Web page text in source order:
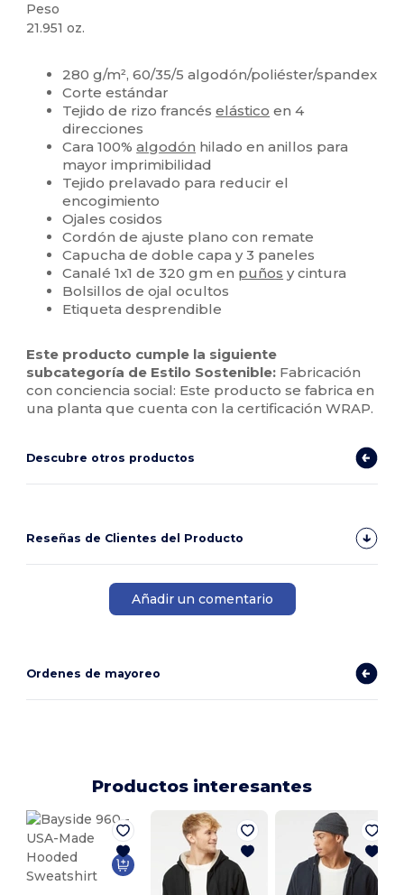
Peso
21.951 oz.
280 g/m², 60/35/5 algodón/poliéster/spandex
Corte estándar
Tejido de rizo francéselástico en 4
direcciones
Cara 100%algodón hilado en anillos para
mayor imprimibilidad
Tejido prelavado para reducir el
encogimiento
Ojales cosidos
Cordón de ajuste plano con remate
Capucha de doble capa y 3 paneles
Canalé 1x1 de 320 gm en puños y cintura
Bolsillos de ojal ocultos
Etiqueta desprendible
Este producto cumple la siguiente
subcategoría de Estilo Sostenible: Fabricación
con conciencia social: Este producto se fabrica en
una planta que cuenta con la certificación WRAP.
Descubre otros productos
Reseñas de Clientes del Producto
Añadir un comentario
Ordenes de mayoreo
Productos interesantes